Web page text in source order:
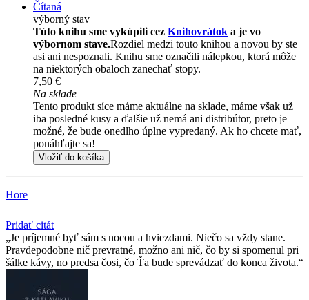
Čítaná
výborný stav
Túto knihu sme vykúpili cez Knihovrátok a je vo
výbornom stave.Rozdiel medzi touto knihou a novou by ste
asi ani nespoznali. Knihu sme označili nálepkou, ktorá môže
na niektorých obaloch zanechať stopy.
7,50 €
Na sklade
Tento produkt síce máme aktuálne na sklade, máme však už
iba posledné kusy a ďalšie už nemá ani distribútor, preto je
možné, že bude onedlho úplne vypredaný. Ak ho chcete mať,
ponáhľajte sa!
Vložiť do košíka
Hore
Pridať citát
Je príjemné byť sám s nocou a hviezdami. Niečo sa vždy stane.
Pravdepodobne nič prevratné, možno ani nič, čo by si spomenul pri
šálke kávy, no predsa čosi, čo Ťa bude sprevádzať do konca života.